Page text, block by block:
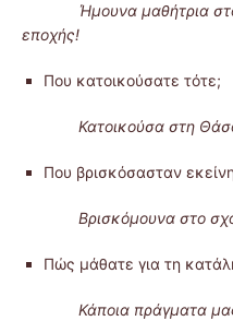
Ήμουνα μαθήτρια στο
εποχής!
Που κατοικούσατε τότε;
Κατοικούσα στη
Που βρισκόσασταν
Βρισκόμουνα στο
Πώς μάθατε για τη
Κάποια πράγματα μας